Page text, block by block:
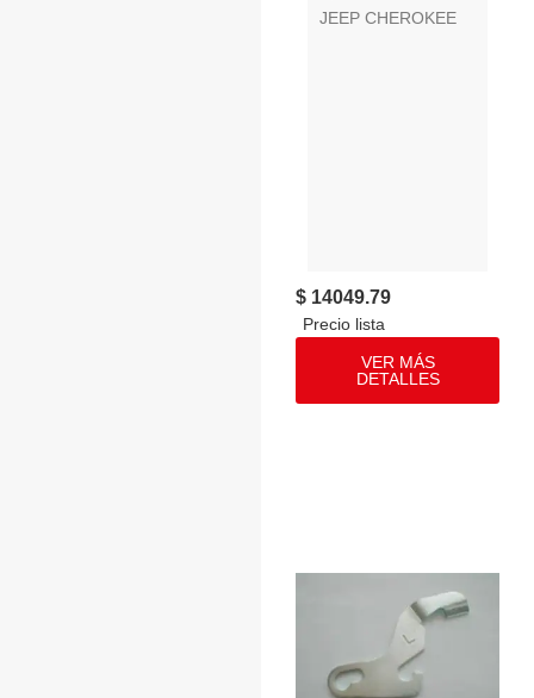
JEEP CHEROKEE
$ 14049.79
VER MÁS
DETALLES